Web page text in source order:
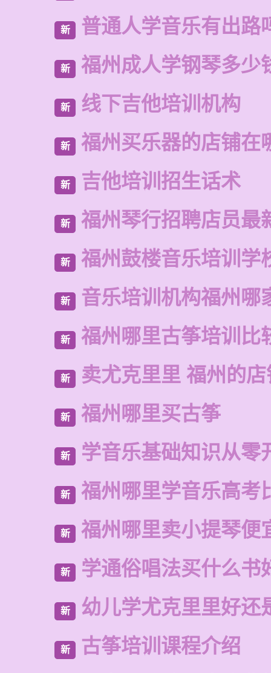
新 普通人学音乐有出路
新 福州成人学钢琴多少
新 线下吉他培训机构
新 福州买乐器的店铺在
新 吉他培训招生话术
新 福州琴行招聘店员最
新 福州鼓楼音乐培训学
新 音乐培训机构福州哪
新 福州哪里古筝培训比
新 卖尤克里里 福州的
新 福州哪里买古筝
新 学音乐基础知识从零
新 福州哪里学音乐高考
新 福州哪里卖小提琴便
新 学通俗唱法买什么书
新 幼儿学尤克里里好还
新 古筝培训课程介绍